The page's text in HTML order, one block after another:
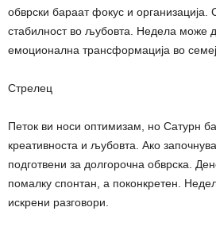
обврски бараат фокус и организација.
стабилност во љубовта. Недела може
емоционална трансформација во
Стрелец
Петок ви носи оптимизам, но Сатурн
креативноста и љубовта. Ако
подготвени за долгорочна обврска.
помалку спонтан, а поконкретен.
искрени разговори.